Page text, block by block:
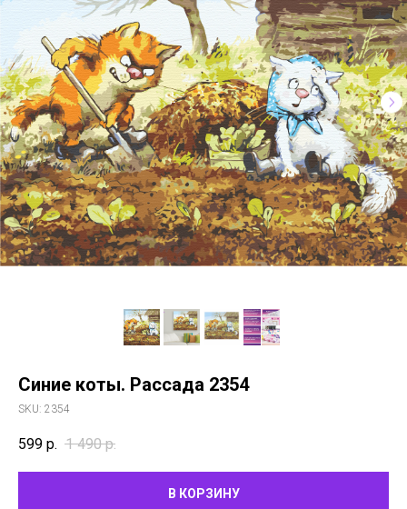
Синие коты. Рассада 2354
SKU: 2354
599 р. 1 490 р.
В КОРЗИНУ